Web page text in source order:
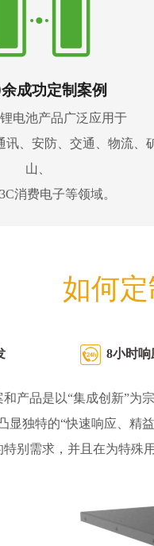
成功定制案例
电池产品广泛应用于
讯、安防、交通、物流、
山、
消费电子等领域。
如何
8小时响
产品是以“集成创新”为
显独特的“快速响应、精
别需求，并且在为特殊